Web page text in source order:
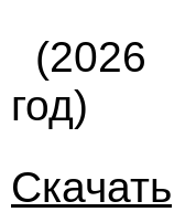
(2026
год)
Скачать